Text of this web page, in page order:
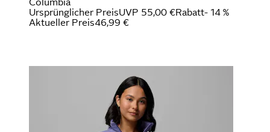
Ursprünglicher PreisUVP 55,00 €Rabatt- 14 %
Aktueller Preis46,99 €